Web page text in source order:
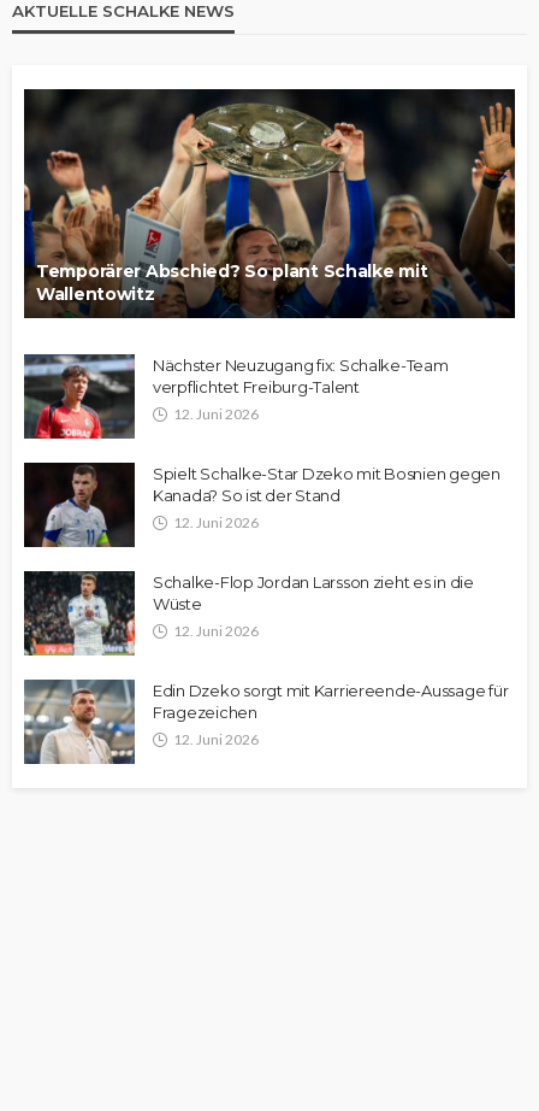
AKTUELLE SCHALKE NEWS
Temporärer Abschied? So plant Schalke mit
Wallentowitz
Nächster Neuzugang fix: Schalke-Team
verpflichtet Freiburg-Talent
12. Juni 2026
Spielt Schalke-Star Dzeko mit Bosnien gegen
Kanada? So ist der Stand
12. Juni 2026
Schalke-Flop Jordan Larsson zieht es in die
Wüste
12. Juni 2026
Edin Dzeko sorgt mit Karriereende-Aussage für
Fragezeichen
12. Juni 2026